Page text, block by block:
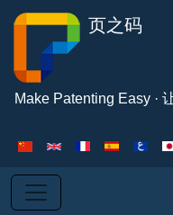
页之码
Make Patenting Easy ·